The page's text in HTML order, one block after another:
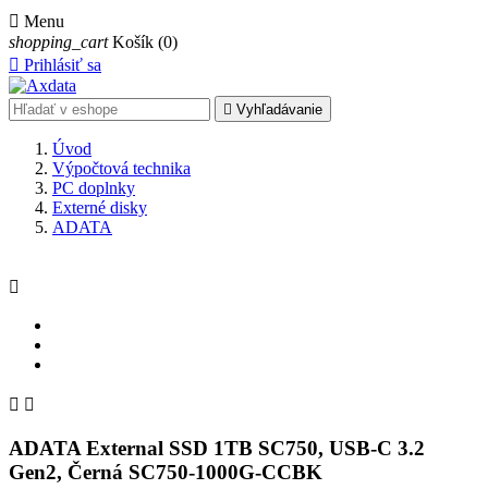
 Menu
shopping_cart Košík (0)
 Prihlásiť sa
 Vyhľadávanie
Úvod
Výpočtová technika
PC doplnky
Externé disky
ADATA

 
ADATA External SSD 1TB SC750, USB-C 3.2
Gen2, Černá SC750-1000G-CCBK